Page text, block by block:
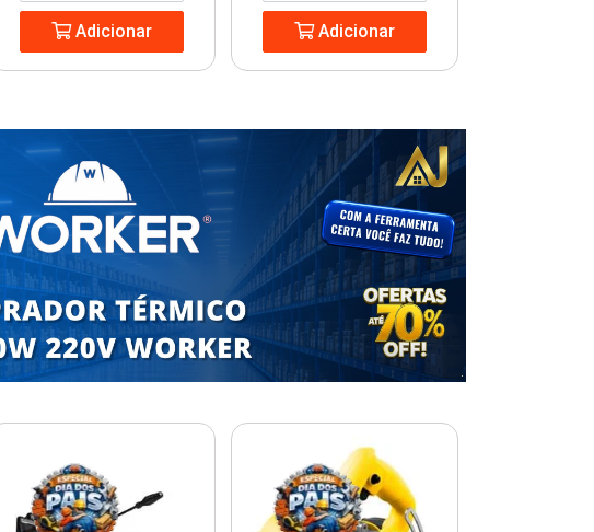
Adicionar Adicionar